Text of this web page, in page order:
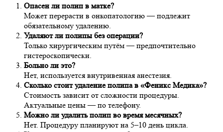
Опасен ли полип в матке?
Может перерасти в онкопатологию — подлежит
обязательному удалению.
Удаляют ли полипы без операции?
Только хирургическим путём — предпочтительно
гистероскопически.
Больно ли это?
Нет, используется внутривенная анестезия.
Сколько стоит удаление полипа в «Феникс Медика»?
Стоимость зависит от сложности процедуры.
Актуальные цены — по телефону.
Можно ли удалить полип во время месячных?
Нет. Процедуру планируют на 5–10 день цикла.